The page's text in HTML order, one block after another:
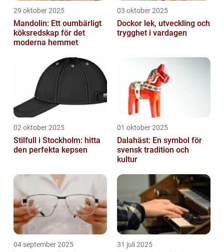
29 oktober 2025
Mandolin: Ett oumbärligt
köksredskap för det
moderna hemmet
03 oktober 2025
Dockor lek, utveckling och
trygghet i vardagen
02 oktober 2025
Stilfull i Stockholm: hitta
den perfekta kepsen
01 oktober 2025
Dalahäst: En symbol för
svensk tradition och
kultur
04 september 2025 31 juli 2025